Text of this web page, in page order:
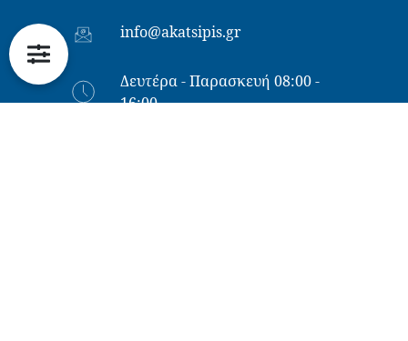
info@akatsipis.gr
Δευτέρα - Παρασκευή 08:00 -
16:00